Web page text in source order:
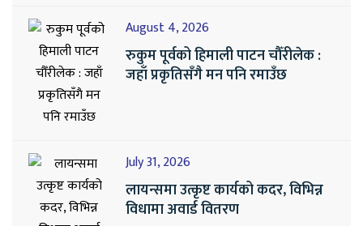
August 4, 2026
रुकुम पूर्वको हिमाली पाटन चौँरीलेक :
जहाँ प्रकृतिसँगै मन पनि रमाउँछ
July 31, 2026
लायन्समा उत्कृष्ट कार्यको कदर, विभिन्न
विधामा अवार्ड वितरण